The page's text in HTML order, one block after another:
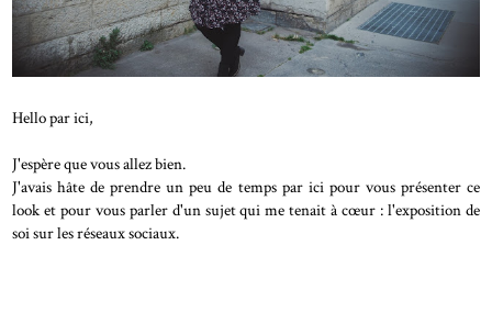
Hello par ici,
J'espère que vous allez bien.
J'avais hâte de prendre un peu de temps par ici pour vous présenter ce
look et pour vous parler d'un sujet qui me tenait à cœur : l'exposition de
soi sur les réseaux sociaux.